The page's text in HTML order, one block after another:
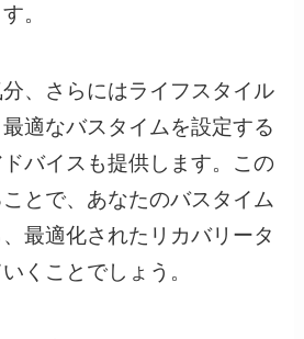
。
、さらにはライフスタイル
適なバスタイムを設定する
バイスも提供します。この
とで、あなたのバスタイム
最適化されたリカバリータ
くことでしょう。